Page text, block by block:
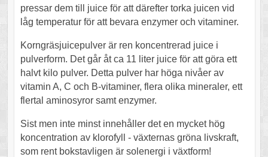
pressar dem till juice för att därefter torka juicen vid
låg temperatur för att bevara enzymer och vitaminer.
Korngräsjuicepulver är ren koncentrerad juice i
pulverform. Det går åt ca 11 liter juice för att göra ett
halvt kilo pulver. Detta pulver har höga nivåer av
vitamin A, C och B-vitaminer, flera olika mineraler, ett
flertal aminosyror samt enzymer.
Sist men inte minst innehåller det en mycket hög
koncentration av klorofyll - växternas gröna livskraft,
som rent bokstavligen är solenergi i växtform!